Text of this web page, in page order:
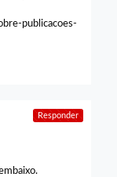
publicacoes-
Responder